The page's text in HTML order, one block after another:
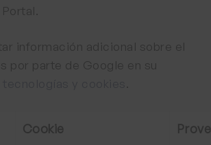
información adicional sobre el
por parte de Google en su
Cookie